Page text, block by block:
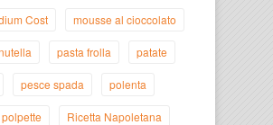
Cost mousse al cioccolato
pasta frolla patate
pesce spada polenta
polpette Ricetta Napoletana